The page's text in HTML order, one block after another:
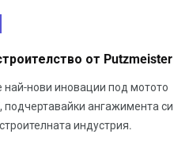
от Putzmeister
най-нови иновации под мотото
подчертавайки ангажимента си
индустрия.